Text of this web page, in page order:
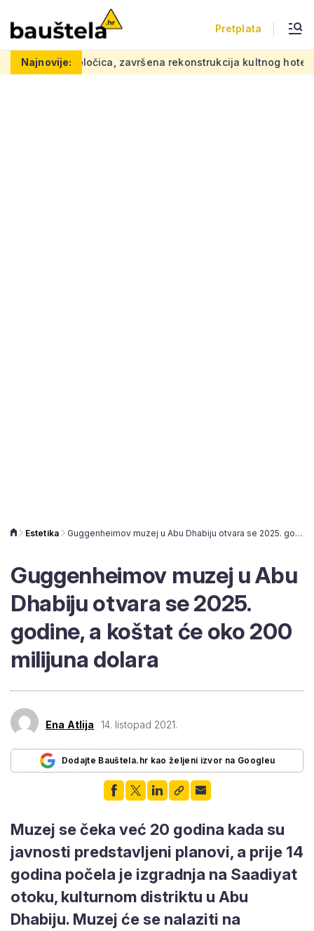
Pretplata
Najnovije:
završena rekonstrukcija kultnog hotela UNESCO
Estetika Guggenheimov muzej u Abu Dhabiju otvara se 2025. godine, a koštat će oko 200 milijuna dolara
Guggenheimov muzej u Abu
Dhabiju otvara se 2025.
godine, a koštat će oko 200
milijuna dolara
Ena Atlija 14. listopad 2021.
Dodajte Bauštela.hr kao željeni izvor na Googleu
Muzej se čeka već 20 godina kada su
javnosti predstavljeni planovi, a prije 14
godina počela je izgradnja na Saadiyat
otoku, kulturnom distriktu u Abu
Dhabiju. Muzej će se nalaziti na